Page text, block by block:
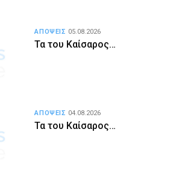
Τα του Καίσαρος…
ΑΠΟΨΕΙΣ 05.08.2026
Τα του Καίσαρος…
ΑΠΟΨΕΙΣ 04.08.2026